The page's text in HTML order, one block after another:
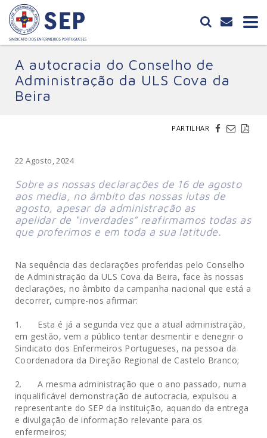
A autocracia do Conselho de
Administração da ULS Cova da
Beira
PARTILHAR
22 Agosto, 2024
Sobre as nossas declarações de 16 de agosto
aos media, no âmbito das nossas lutas de
agosto, apesar da administração as
apelidar de “inverdades” reafirmamos todas as
que proferimos e em toda a sua latitude.
Na sequência das declarações proferidas pelo Conselho
de Administração da ULS Cova da Beira, face às nossas
declarações, no âmbito da campanha nacional que está a
decorrer, cumpre-nos afirmar:
1. Esta é já a segunda vez que a atual administração,
em gestão, vem a público tentar desmentir e denegrir o
Sindicato dos Enfermeiros Portugueses, na pessoa da
Coordenadora da Direção Regional de Castelo Branco;
2. A mesma administração que o ano passado, numa
inqualificável demonstração de autocracia, expulsou a
representante do SEP da instituição, aquando da entrega
e divulgação de informação relevante para os
enfermeiros;